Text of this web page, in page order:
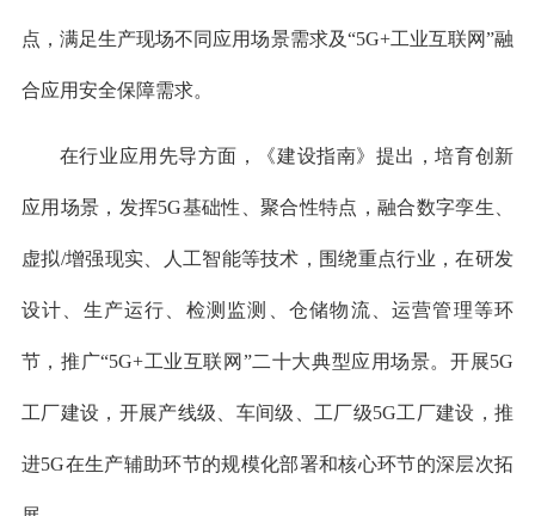
点，满足生产现场不同应用场景需求及“5G+工业互联网”融
合应用安全保障需求。
在行业应用先导方面，《建设指南》提出，培育创新
应用场景，发挥5G基础性、聚合性特点，融合数字孪生、
虚拟/增强现实、人工智能等技术，围绕重点行业，在研发
设计、生产运行、检测监测、仓储物流、运营管理等环
节，推广“5G+工业互联网”二十大典型应用场景。开展5G
工厂建设，开展产线级、车间级、工厂级5G工厂建设，推
进5G在生产辅助环节的规模化部署和核心环节的深层次拓